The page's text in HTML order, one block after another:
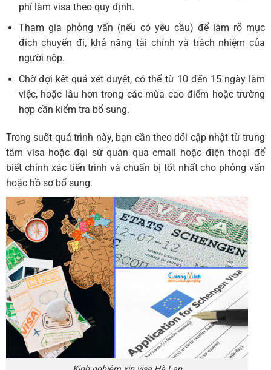
phí làm visa theo quy định.
Tham gia phỏng vấn (nếu có yêu cầu) để làm rõ mục
đích chuyến đi, khả năng tài chính và trách nhiệm của
người nộp.
Chờ đợi kết quả xét duyệt, có thể từ 10 đến 15 ngày làm
việc, hoặc lâu hơn trong các mùa cao điểm hoặc trường
hợp cần kiểm tra bổ sung.
Trong suốt quá trình này, bạn cần theo dõi cập nhật từ trung
tâm visa hoặc đại sứ quán qua email hoặc điện thoại để
biết chính xác tiến trình và chuẩn bị tốt nhất cho phỏng vấn
hoặc hồ sơ bổ sung.